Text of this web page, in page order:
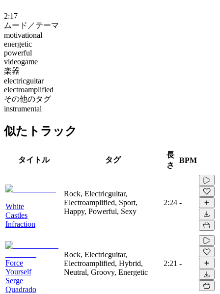
2:17
ムード／テーマ
motivational
energetic
powerful
videogame
楽器
electricguitar
electroamplified
その他のタグ
instrumental
似たトラック
タイトル タグ
長
さ
BPM
White
Castles
Infraction
Rock, Electricguitar,
Electroamplified, Sport,
Happy, Powerful, Sexy
2:24 -
Force
Yourself
Serge
Quadrado
Rock, Electricguitar,
Electroamplified, Hybrid,
Neutral, Groovy, Energetic
2:21 -